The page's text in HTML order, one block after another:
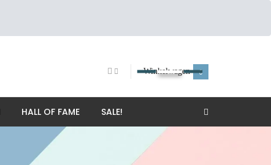
Winkelwagen 0
HALL OF FAME SALE!